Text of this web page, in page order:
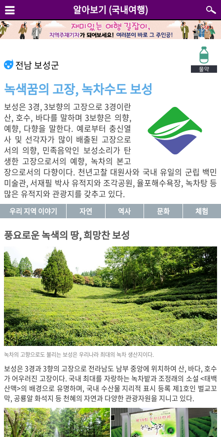
알아보기 (국내여행)
전남 보성군
녹색꿈의 고장, 녹차수도 보성
보성은 3경, 3보향의 고장으로 3경이란
산, 호수, 바다를 말하며 3보향은 의향,
예향, 다향을 말한다. 예로부터 충신열
사 및 선각자가 많이 배출된 고장으로
서의 의향, 민족음악인 보성소리가 탄
생한 고장으로서의 예향, 녹차의 본고
장으로서의 다향이다. 천년고찰 대원사와 국내 유일의 군립 백민
미술관, 서재필 박사 유적지와 조각공원, 율포해수욕장, 녹차탕 등
많은 유적지와 관광지를 갖추고 있다.
우리 지역 이야기 자연 역사 문화 체험
풍요로운 녹색의 땅, 희망찬 보성
녹차의 고향으로도 불리는 보성은 우리나라 최대의 녹차 생산지이다.
보성은 3경과 3향의 고장으로 전라남도 남부 중앙에 위치하여 산, 바다, 호수
가 어우러진 고장이다. 국내 최대를 자랑하는 녹차밭과 조정래의 소설 <태백
산맥>의 배경으로 유명하며, 국내 수산물 지리적 표시 등록 제1호인 벌교꼬
막, 공룡알 화석지 등 천혜의 자연과 다양한 관광자원을 지니고 있다.